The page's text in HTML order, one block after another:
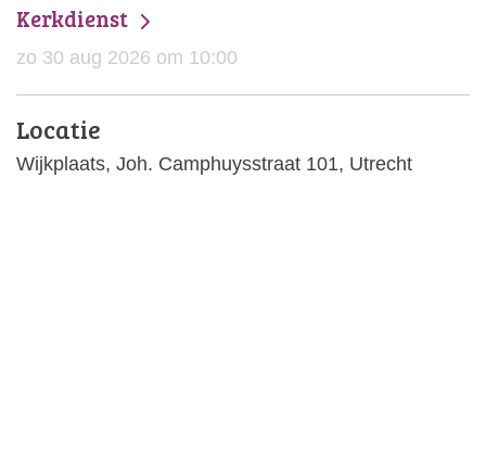
Kerkdienst
zo 30 aug 2026 om 10:00
Locatie
Wijkplaats, Joh. Camphuysstraat 101, Utrecht